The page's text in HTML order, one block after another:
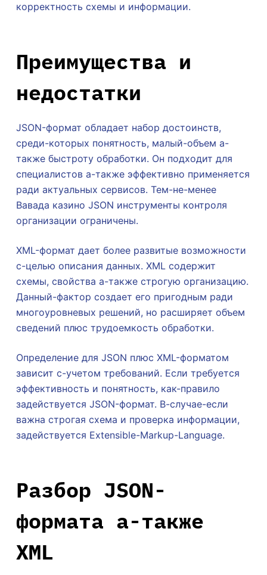
корректность схемы и информации.
Преимущества и
недостатки
JSON-формат обладает набор достоинств,
среди-которых понятность, малый-объем а-
также быстроту обработки. Он подходит для
специалистов а-также эффективно применяется
ради актуальных сервисов. Тем-не-менее
Вавада казино JSON инструменты контроля
организации ограничены.
XML-формат дает более развитые возможности
с-целью описания данных. XML содержит
схемы, свойства а-также строгую организацию.
Данный-фактор создает его пригодным ради
многоуровневых решений, но расширяет объем
сведений плюс трудоемкость обработки.
Определение для JSON плюс XML-форматом
зависит с-учетом требований. Если требуется
эффективность и понятность, как-правило
задействуется JSON-формат. В-случае-если
важна строгая схема и проверка информации,
задействуется Extensible-Markup-Language.
Разбор JSON-
формата а-также
XML